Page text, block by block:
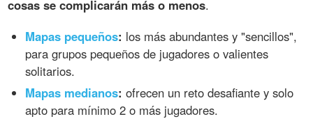
cosas se complicarán más o menos.
Mapas pequeños: los más abundantes y "sencillos",
para grupos pequeños de jugadores o valientes
solitarios.
Mapas medianos: ofrecen un reto desafiante y solo
apto para mínimo 2 o más jugadores.